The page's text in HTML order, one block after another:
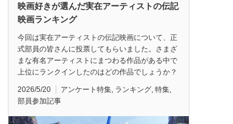
映画好きが選んだ実在アーティストの伝記
映画ランキング
今回は実在アーティストの伝記映画について、正
式部員の皆さんに投票してもらいました。さまざ
まな有名アーティストにまつわる作品がある中で
上位にランクインしたのはどの作品でしょうか？
2026/5/20 アンケート特集, ランキング, 特集,
部員参加記事